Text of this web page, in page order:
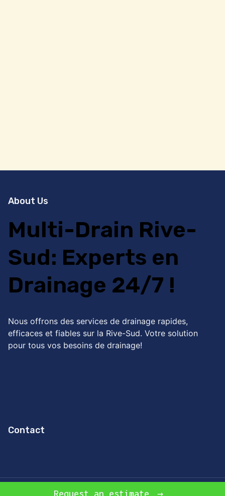
Request an estimate
About Us
Multi-Drain Rive-
Sud: Experts en
Drainage 24/7 !
Nous offrons des services de drainage rapides,
efficaces et fiables sur la Rive-Sud. Votre solution
pour tous vos besoins de drainage!
Contact
© 2026 Experts en drainage sur la Rive-Sud